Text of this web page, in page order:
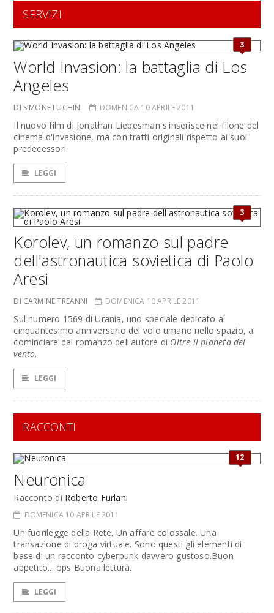
SERVIZI
3
World Invasion: la battaglia di Los
Angeles
DI SIMONE LUCHINI DOMENICA 10 APRILE 2011
Il nuovo film di Jonathan Liebesman s'inserisce nel filone del
cinema d'invasione, ma con tratti originali rispetto ai suoi
predecessori.
LEGGI
3
Korolev, un romanzo sul padre
dell'astronautica sovietica di Paolo
Aresi
DI CARMINE TREANNI DOMENICA 10 APRILE 2011
Sul numero 1569 di Urania, uno speciale dedicato al
cinquantesimo anniversario del volo umano nello spazio, a
cominciare dal romanzo dell'autore di Oltre il pianeta del
vento.
LEGGI
RACCONTI
12
Neuronica
Racconto di Roberto Furlani
DOMENICA 10 APRILE 2011
Un fuorilegge della Rete. Un affare colossale. Una
transazione di droga virtuale. Sono questi gli elementi di
base di un racconto cyberpunk davvero gustoso.Buon
appetito... ops Buona lettura.
LEGGI